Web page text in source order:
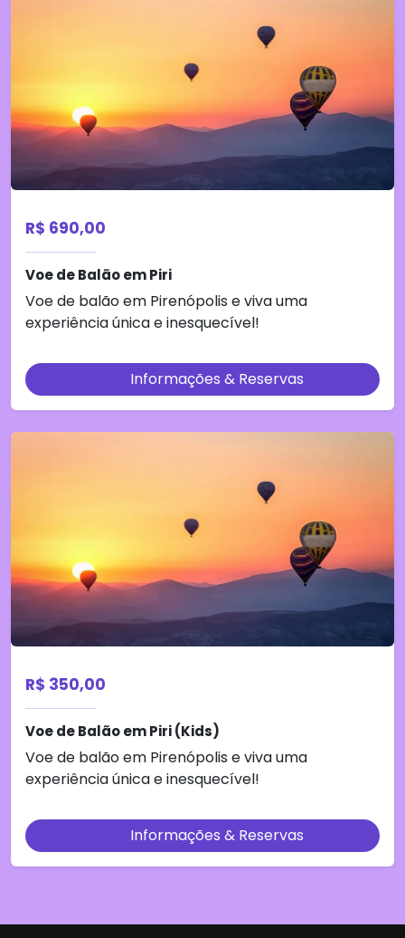
R$ 690,00
Voe de Balão em Piri
Voe de balão em Pirenópolis e viva uma
experiência única e inesquecível!
Informações & Reservas
R$ 350,00
Voe de Balão em Piri (Kids)
Voe de balão em Pirenópolis e viva uma
experiência única e inesquecível!
Informações & Reservas